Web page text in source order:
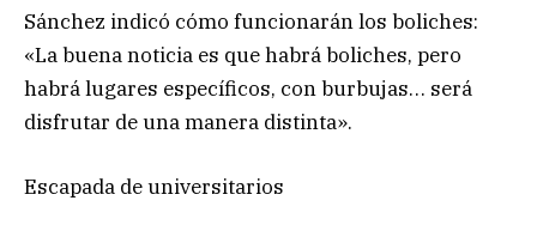
Sánchez indicó cómo funcionarán los boliches:
«La buena noticia es que habrá boliches, pero
habrá lugares específicos, con burbujas… será
disfrutar de una manera distinta».
Escapada de universitarios